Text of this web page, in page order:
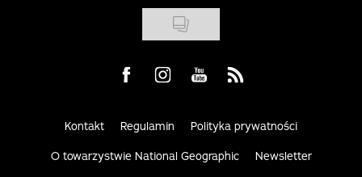
Visit us on Facebook
Visit us on Instagram
Visit us on Youtube
Visit us on Rss
Kontakt Regulamin Polityka prywatności
O towarzystwie National Geographic Newsletter